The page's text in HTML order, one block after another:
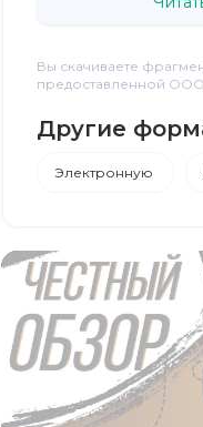
Вы скачиваете
предоставленной
Другие
Электронную